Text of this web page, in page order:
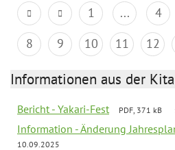
1 ... 4
8
9 10 11 12
Informationen aus der
Bericht - Yakari-Fest PDF, 371 kB
Information - Änderung
10.09.2025